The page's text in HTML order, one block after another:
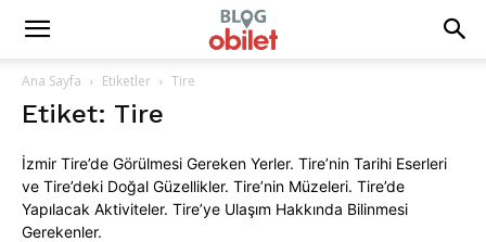
Ana Sayfa Etiketler Tire
Etiket: Tire
İzmir Tire’de Görülmesi Gereken Yerler. Tire’nin Tarihi Eserleri
ve Tire’deki Doğal Güzellikler. Tire’nin Müzeleri. Tire’de
Yapılacak Aktiviteler. Tire’ye Ulaşım Hakkında Bilinmesi
Gerekenler.